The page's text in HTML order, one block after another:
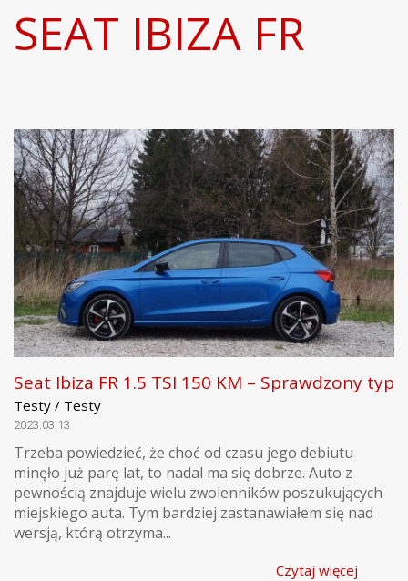
SEAT IBIZA FR
Seat Ibiza FR 1.5 TSI 150 KM – Sprawdzony typ
Testy / Testy
2023.03.13
Trzeba powiedzieć, że choć od czasu jego debiutu
minęło już parę lat, to nadal ma się dobrze. Auto z
pewnością znajduje wielu zwolenników poszukujących
miejskiego auta. Tym bardziej zastanawiałem się nad
wersją, którą otrzyma...
Czytaj więcej